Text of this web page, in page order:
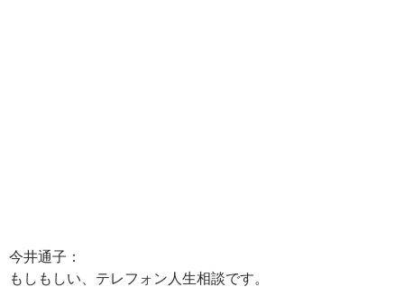
今井通子：
もしもしい、テレフォン人生相談です。